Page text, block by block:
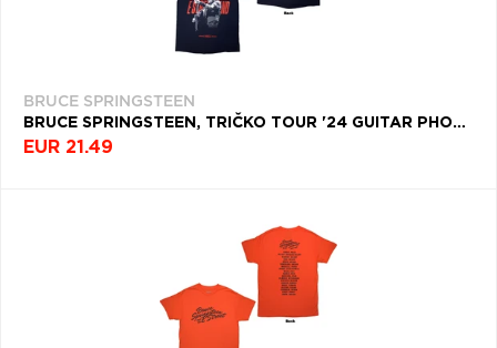
BRUCE SPRINGSTEEN
BRUCE SPRINGSTEEN, TRIČKO TOUR '24 GUITAR PHOTO, UNISEX, MODRÁ
EUR 21.49